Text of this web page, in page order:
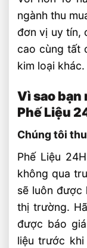
ngành thu
đơn vị uy tín,
cao cùng tất
kim loại khác.
Vì sao bạn
Phế Liệu
Chúng tôi
Phế Liệu
không qua
sẽ luôn được
thị trường.
được báo
liệu trước